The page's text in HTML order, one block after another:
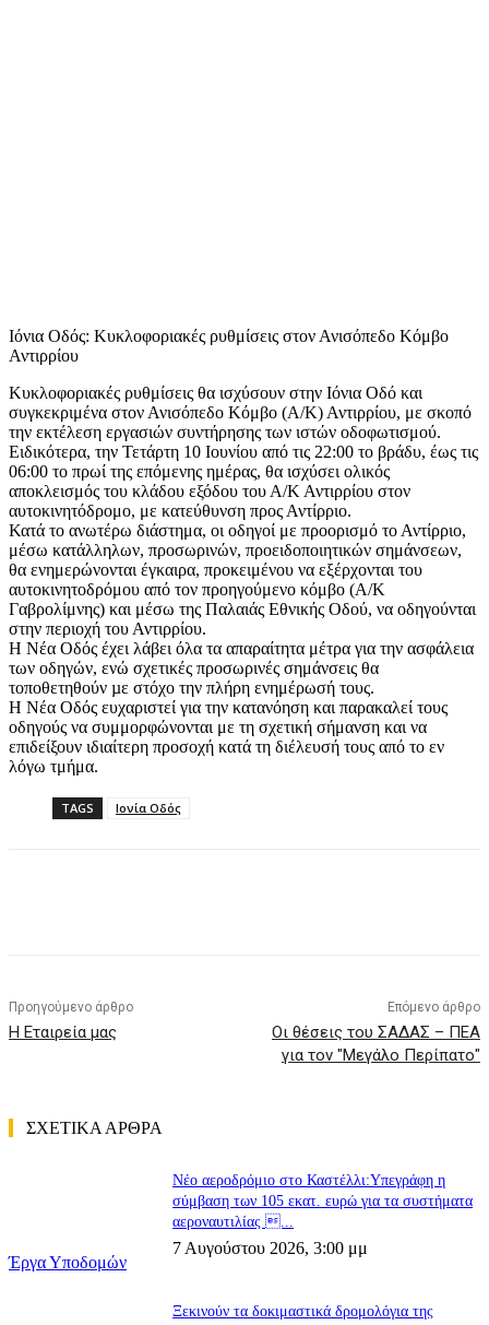
Ιόνια Οδός: Κυκλοφοριακές ρυθμίσεις στον Ανισόπεδο Κόμβο
Αντιρρίου
Κυκλοφοριακές ρυθμίσεις θα ισχύσουν στην Ιόνια Οδό και
συγκεκριμένα στον Ανισόπεδο Κόμβο (Α/Κ) Αντιρρίου, με σκοπό
την εκτέλεση εργασιών συντήρησης των ιστών οδοφωτισμού.
Ειδικότερα, την Τετάρτη 10 Ιουνίου από τις 22:00 το βράδυ, έως τις
06:00 το πρωί της επόμενης ημέρας, θα ισχύσει ολικός
αποκλεισμός του κλάδου εξόδου του Α/Κ Αντιρρίου στον
αυτοκινητόδρομο, με κατεύθυνση προς Αντίρριο.
Κατά το ανωτέρω διάστημα, οι οδηγοί με προορισμό το Αντίρριο,
μέσω κατάλληλων, προσωρινών, προειδοποιητικών σημάνσεων,
θα ενημερώνονται έγκαιρα, προκειμένου να εξέρχονται του
αυτοκινητοδρόμου από τον προηγούμενο κόμβο (Α/Κ
Γαβρολίμνης) και μέσω της Παλαιάς Εθνικής Οδού, να οδηγούνται
στην περιοχή του Αντιρρίου.
Η Νέα Οδός έχει λάβει όλα τα απαραίτητα μέτρα για την ασφάλεια
των οδηγών, ενώ σχετικές προσωρινές σημάνσεις θα
τοποθετηθούν µε στόχο την πλήρη ενημέρωσή τους.
Η Νέα Οδός ευχαριστεί για την κατανόηση και παρακαλεί τους
οδηγούς να συμμορφώνονται με τη σχετική σήμανση και να
επιδείξουν ιδιαίτερη προσοχή κατά τη διέλευσή τους από το εν
λόγω τμήμα.
TAGS Ιονία Οδός
Προηγούμενο άρθρο
Η Εταιρεία μας
Επόμενο άρθρο
Οι θέσεις του ΣΑΔΑΣ – ΠΕΑ
για τον "Μεγάλο Περίπατο"
ΣΧΕΤΙΚΑ ΑΡΘΡΑ
Έργα Υποδομών
Nέο αεροδρόμιο στο Καστέλλι:Υπεγράφη η
σύμβαση των 105 εκατ. ευρώ για τα συστήματα
αεροναυτιλίας ...
7 Αυγούστου 2026, 3:00 μμ
Ξεκινούν τα δοκιμαστικά δρομολόγια της